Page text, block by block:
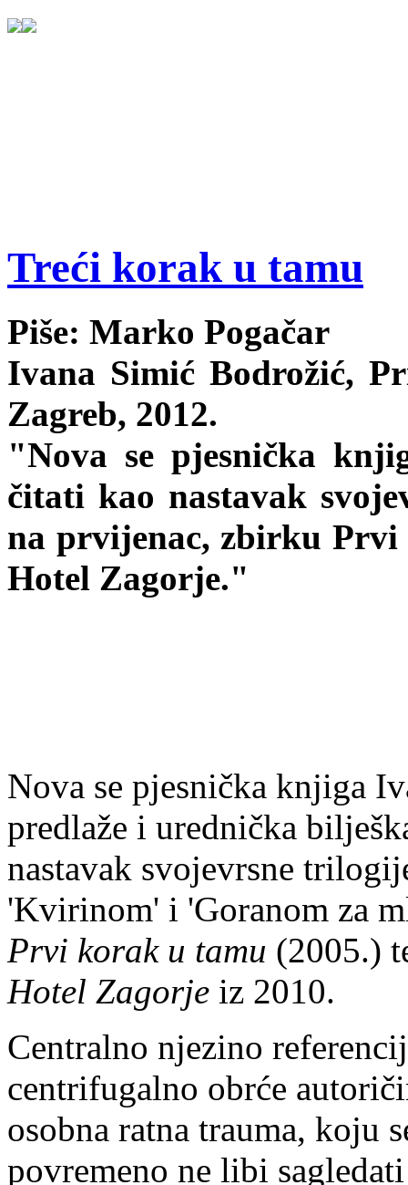
Treći korak u tamu
Piše: Marko Pogačar
Ivana Simić Bodrožić,
Zagreb, 2012.
"Nova se pjesnička
čitati kao nastavak
na prvijenac, zbirku Prvi
Hotel Zagorje."
Nova se pjesnička knjiga
predlaže i urednička
nastavak svojevrsne
'Kvirinom' i 'Goranom za
Prvi korak u tamu (2005.)
Hotel Zagorje iz 2010.
Centralno njezino
centrifugalno obrće
osobna ratna trauma, koju
povremeno ne libi